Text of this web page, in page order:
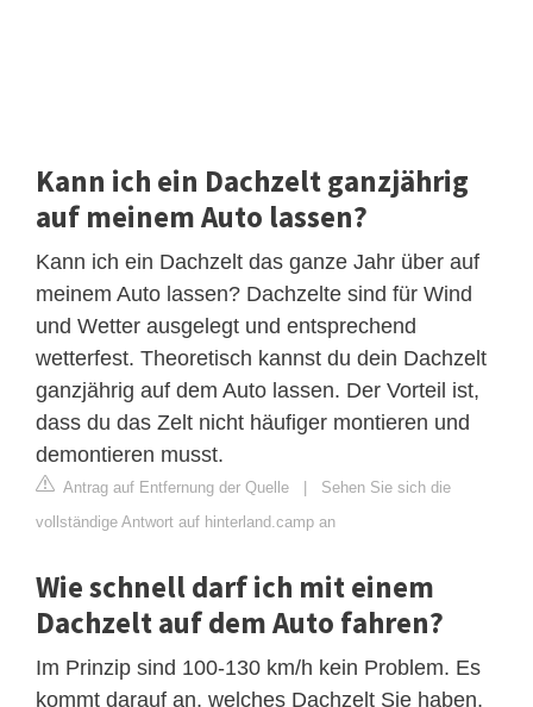
Kann ich ein Dachzelt ganzjährig
auf meinem Auto lassen?
Kann ich ein Dachzelt das ganze Jahr über auf
meinem Auto lassen? Dachzelte sind für Wind
und Wetter ausgelegt und entsprechend
wetterfest. Theoretisch kannst du dein Dachzelt
ganzjährig auf dem Auto lassen. Der Vorteil ist,
dass du das Zelt nicht häufiger montieren und
demontieren musst.
Antrag auf Entfernung der Quelle | Sehen Sie sich die
vollständige Antwort auf hinterland.camp an
Wie schnell darf ich mit einem
Dachzelt auf dem Auto fahren?
Im Prinzip sind 100-130 km/h kein Problem. Es
kommt darauf an, welches Dachzelt Sie haben,